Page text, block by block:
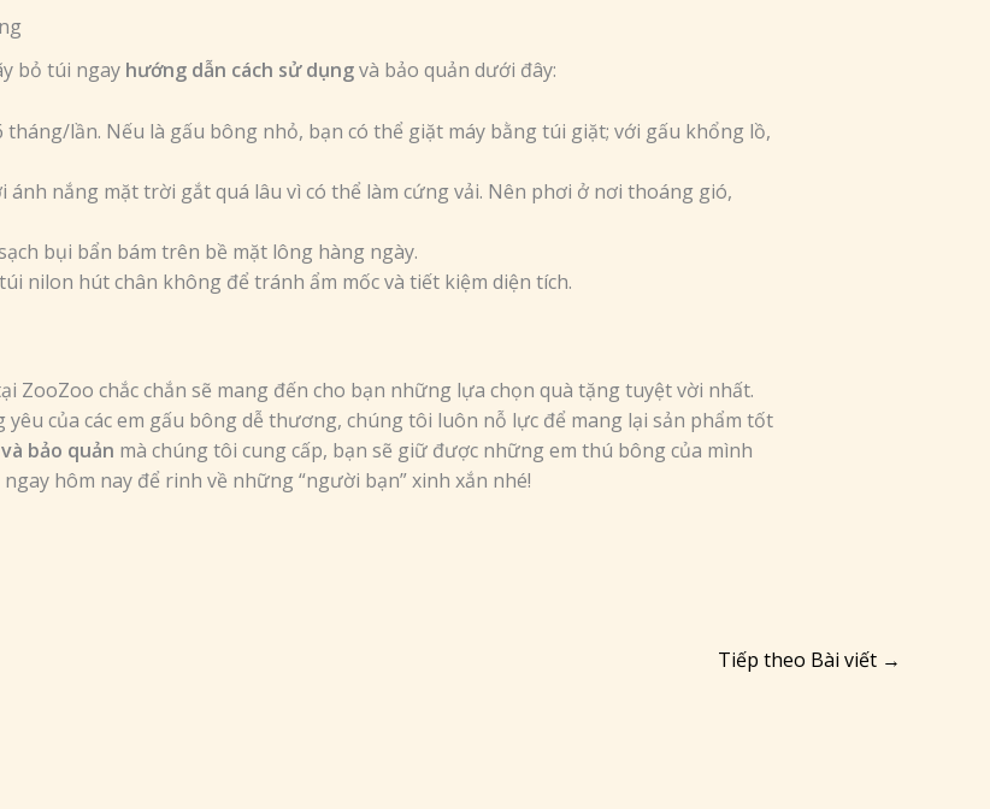
bỏ túi ngay hướng dẫn cách sử dụngvà bảo quản dưới đây:
lần. Nếu là gấu bông nhỏ, bạn có thể giặt máy bằng túi giặt; với gấu khổng lồ,
nắng mặt trời gắt quá lâu vì có thể làm cứng vải. Nên phơi ở nơi thoáng gió,
bụi bẩn bám trên bề mặt lông hàng ngày.
nilon hút chân không để tránh ẩm mốc và tiết kiệm diện tích.
ZooZoo chắc chắn sẽ mang đến cho bạn những lựa chọn quà tặng tuyệt vời nhất.
của các em gấu bông dễ thương, chúng tôi luôn nỗ lực để mang lại sản phẩm tốt
bảo quản mà chúng tôi cung cấp, bạn sẽ giữ được những em thú bông của mình
hôm nay để rinh về những “người bạn” xinh xắn nhé!
Tiếp theo Bài viết →